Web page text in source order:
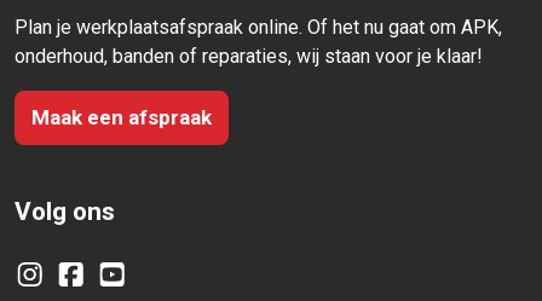
Plan je werkplaatsafspraak online. Of het nu gaat om APK,
onderhoud, banden of reparaties, wij staan voor je klaar!
Maak een afspraak
Volg ons
Instagram
FacebookYouTube